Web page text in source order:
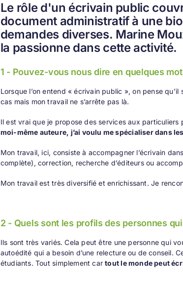
Le rôle d'un écrivain public
document administratif à une
demandes diverses. Marine
la passionne dans cette activité.
1 - Pouvez-vous nous dire en quelques
Lorsque l’on entend « écrivain public », on pense
cas mais mon travail ne s’arrête pas là.
Il est vrai que je propose des services aux
moi-même auteure, j’ai voulu me spécialiser dans
Mon travail, ici, consiste à accompagner l’écrivain
complète), correction, recherche d’éditeurs ou
Mon travail est très diversifié et enrichissant. Je
2 - Quels sont les profils des personnes
Ils sont très variés. Cela peut être une personne qui
autoédité qui a besoin d’une relecture ou de conseil.
étudiants. Tout simplement cartout le monde peut